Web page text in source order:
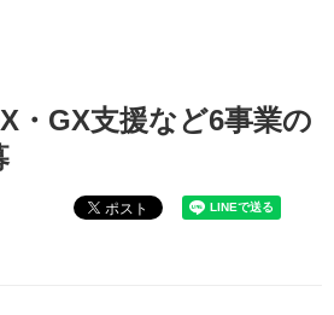
、交通DX・GX支援など6事業の執行団体を公
・GX支援など6事業の
ポスト